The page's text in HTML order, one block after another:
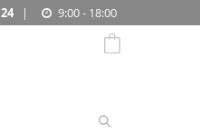
| 9:00 - 18:00